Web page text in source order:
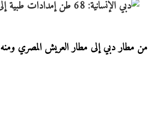
وقالت المؤسسة، في بيان، إن المساعدات نقلت اليوم الأربعاء، بطائرة بوينغ 747 من مطار دبي إلى مطار العريش المصري ومنه